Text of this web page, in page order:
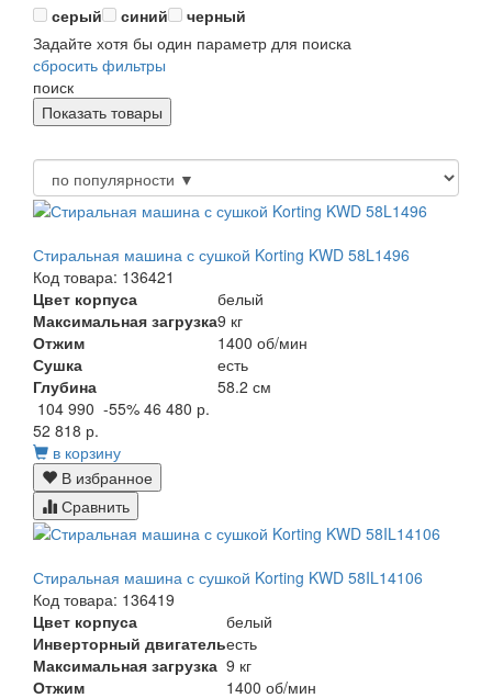
серый
синий
черный
Задайте хотя бы один параметр для поиска
сбросить фильтры
поиск
Стиральная машина с сушкой Korting KWD 58L1496
Код товара: 136421
Цвет корпуса
белый
Максимальная загрузка9 кг
Отжим
1400 об/мин
Сушка
есть
Глубина
58.2 см
104 990 -55% 46 480 р.
52 818 р.
в корзину
В избранное
Сравнить
Стиральная машина с сушкой Korting KWD 58IL14106
Код товара: 136419
Цвет корпуса
белый
Инверторный двигательесть
Максимальная загрузка 9 кг
Отжим
1400 об/мин